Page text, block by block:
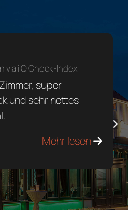
via iiQ Check-Index
super
und sehr nettes
Mehr lesen